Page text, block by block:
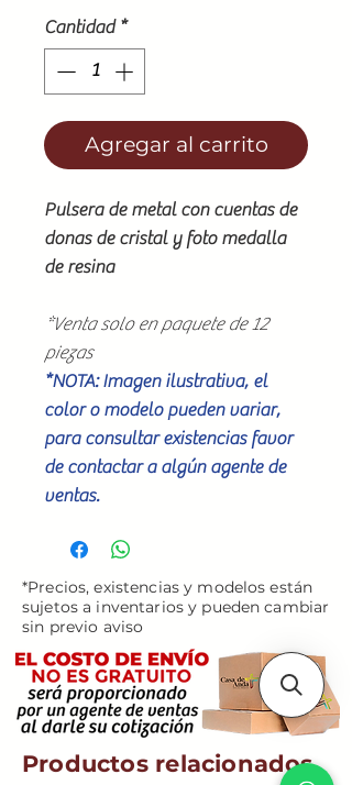
Cantidad *
Agregar al carrito
Pulsera de metal con cuentas de
donas de cristal y foto medalla
de resina
*Venta solo en paquete de 12
piezas
*NOTA: Imagen ilustrativa, el
color o modelo pueden variar,
para consultar existencias favor
de contactar a algún agente de
ventas.
*Precios, existencias y modelos están
sujetos a inventarios y pueden cambiar
sin previo aviso
Productos relacionados